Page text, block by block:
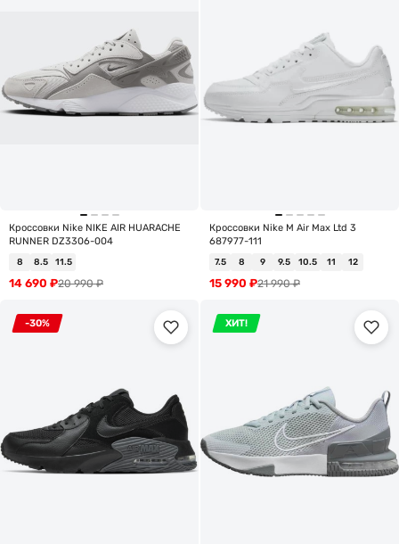
Кроссовки Nike NIKE AIR HUARACHE
RUNNER DZ3306-004
8 8.5 11.5
20 990₽
14 690 ₽
Кроссовки Nike M Air Max Ltd 3
687977-111
7.5 8 9 9.5 10.5 11 12
21 990₽
15 990 ₽
-30% ХИТ!